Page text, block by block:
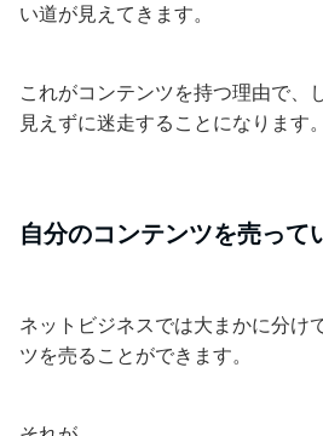
い道が見えてきます。
これがコンテンツを持つ理由で、
見えずに迷走することになります。
自分のコンテンツを売って
ネットビジネスでは大まかに分け
ツを売ることができます。